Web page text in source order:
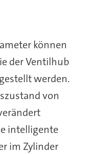
können
der Ventilhub
werden.
von
intelligente
im Zylinder